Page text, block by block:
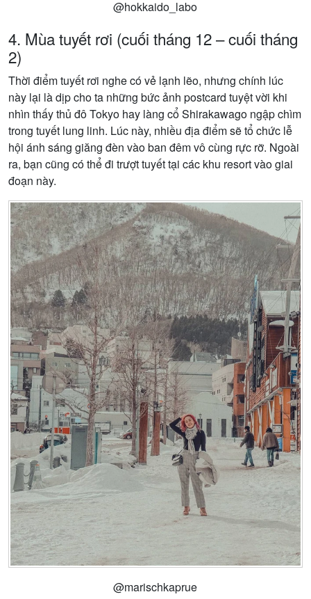
@hokkaido_labo
4. Mùa tuyết rơi (cuối tháng 12 – cuối tháng
2)
Thời điểm tuyết rơi nghe có vẻ lạnh lẽo, nhưng chính lúc
này lại là dịp cho ta những bức ảnh postcard tuyệt vời khi
nhìn thấy thủ đô Tokyo hay làng cổ Shirakawago ngập chìm
trong tuyết lung linh. Lúc này, nhiều địa điểm sẽ tổ chức lễ
hội ánh sáng giăng đèn vào ban đêm vô cùng rực rỡ. Ngoài
ra, bạn cũng có thể đi trượt tuyết tại các khu resort vào giai
đoạn này.
@marischkaprue